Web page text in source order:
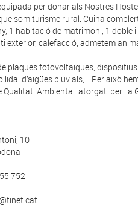
per donar als Nostres
som turisme rural. Cuina
1 habitació de matrimoni, 1 doble
exterior, calefacció, admetem
plaques fotovoltaiques, dispositius
d’aigües pluvials,... Per això
Qualitat Ambiental atorgat per la
10
752